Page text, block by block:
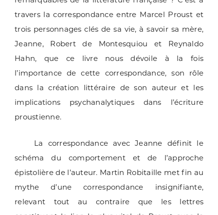
travers la correspondance entre Marcel Proust et
trois personnages clés de sa vie, à savoir sa mère,
Jeanne, Robert de Montesquiou et Reynaldo
Hahn, que ce livre nous dévoile à la fois
l’importance de cette correspondance, son rôle
dans la création littéraire de son auteur et les
implications psychanalytiques dans l’écriture
proustienne.
La correspondance avec Jeanne définit le
schéma du comportement et de l’approche
épistolière de l’auteur. Martin Robitaille met fin au
mythe d’une correspondance insignifiante,
relevant tout au contraire que les lettres